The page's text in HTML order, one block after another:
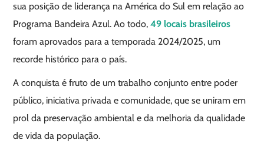
sua posição de liderança na América do Sul em relação ao
Programa Bandeira Azul. Ao todo,49 locais brasileiros
foram aprovados para a temporada 2024/2025, um
recorde histórico para o país.
A conquista é fruto de um trabalho conjunto entre poder
público, iniciativa privada e comunidade, que se uniram em
prol da preservação ambiental e da melhoria da qualidade
de vida da população.